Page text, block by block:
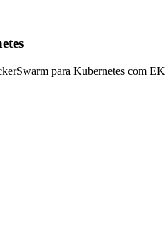
para Kubernetes com